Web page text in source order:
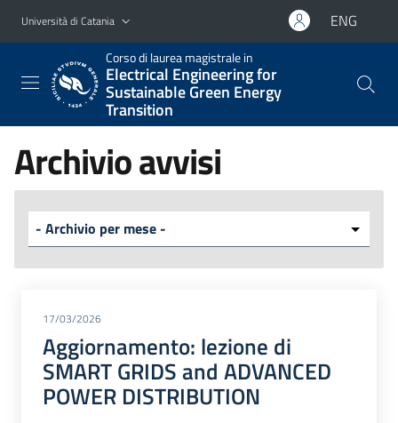
Vai al contenuto principale
Vai al menu di navigazione
Università di Catania ENG
Corso di laurea magistrale in
Electrical Engineering for
Sustainable Green Energy
Transition
Archivio avvisi
17/03/2026
Aggiornamento: lezione di
SMART GRIDS and ADVANCED
POWER DISTRIBUTION